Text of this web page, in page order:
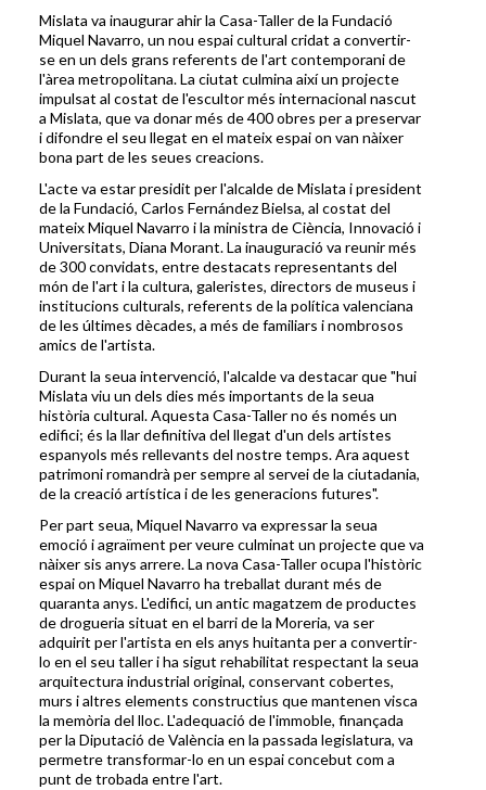
Mislata va inaugurar ahir la Casa-Taller de la Fundació
Miquel Navarro, un nou espai cultural cridat a convertir-
se en un dels grans referents de l'art contemporani de
l'àrea metropolitana. La ciutat culmina així un projecte
impulsat al costat de l'escultor més internacional nascut
a Mislata, que va donar més de 400 obres per a preservar
i difondre el seu llegat en el mateix espai on van nàixer
bona part de les seues creacions.
L'acte va estar presidit per l'alcalde de Mislata i president
de la Fundació, Carlos Fernández Bielsa, al costat del
mateix Miquel Navarro i la ministra de Ciència, Innovació i
Universitats, Diana Morant. La inauguració va reunir més
de 300 convidats, entre destacats representants del
món de l'art i la cultura, galeristes, directors de museus i
institucions culturals, referents de la política valenciana
de les últimes dècades, a més de familiars i nombrosos
amics de l'artista.
Durant la seua intervenció, l'alcalde va destacar que "hui
Mislata viu un dels dies més importants de la seua
història cultural. Aquesta Casa-Taller no és només un
edifici; és la llar definitiva del llegat d'un dels artistes
espanyols més rellevants del nostre temps. Ara aquest
patrimoni romandrà per sempre al servei de la ciutadania,
de la creació artística i de les generacions futures".
Per part seua, Miquel Navarro va expressar la seua
emoció i agraïment per veure culminat un projecte que va
nàixer sis anys arrere. La nova Casa-Taller ocupa l'històric
espai on Miquel Navarro ha treballat durant més de
quaranta anys. L'edifici, un antic magatzem de productes
de drogueria situat en el barri de la Moreria, va ser
adquirit per l'artista en els anys huitanta per a convertir-
lo en el seu taller i ha sigut rehabilitat respectant la seua
arquitectura industrial original, conservant cobertes,
murs i altres elements constructius que mantenen visca
la memòria del lloc. L'adequació de l'immoble, finançada
per la Diputació de València en la passada legislatura, va
permetre transformar-lo en un espai concebut com a
punt de trobada entre l'art.